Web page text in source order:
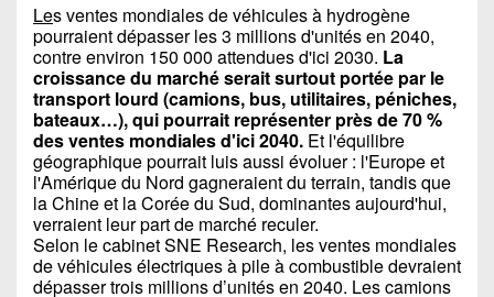
Les ventes mondiales de véhicules à hydrogène
pourraient dépasser les 3 millions d'unités en 2040,
contre environ 150 000 attendues d'ici 2030. La
croissance du marché serait surtout portée par le
transport lourd (camions, bus, utilitaires, péniches,
bateaux…), qui pourrait représenter près de 70 %
des ventes mondiales d'ici 2040. Et l'équilibre
géographique pourrait luis aussi évoluer : l'Europe et
l'Amérique du Nord gagneraient du terrain, tandis que
la Chine et la Corée du Sud, dominantes aujourd'hui,
verraient leur part de marché reculer.
Selon le cabinet SNE Research, les ventes mondiales
de véhicules électriques à pile à combustible devraient
dépasser trois millions d’unités en 2040. Les camions